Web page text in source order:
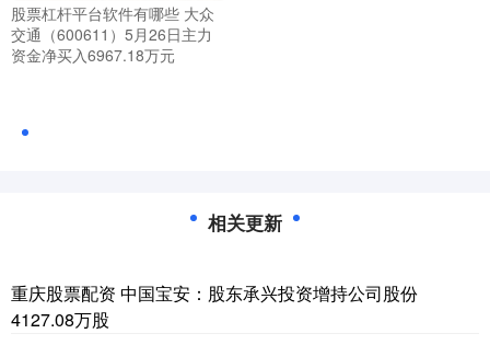
股票杠杆平台软件有哪些 大众
交通（600611）5月26日主力
资金净买入6967.18万元
相关更新
重庆股票配资 中国宝安：股东承兴投资增持公司股份
4127.08万股